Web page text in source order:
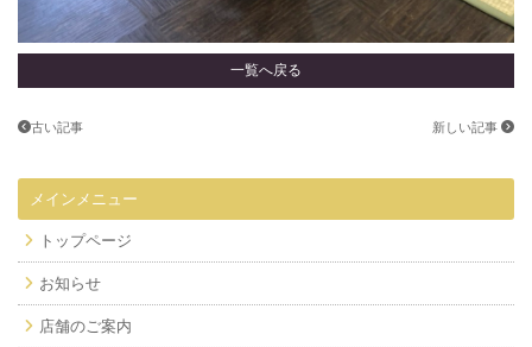
一覧へ戻る
古い記事 新しい記事
メインメニュー
トップページ
お知らせ
店舗のご案内